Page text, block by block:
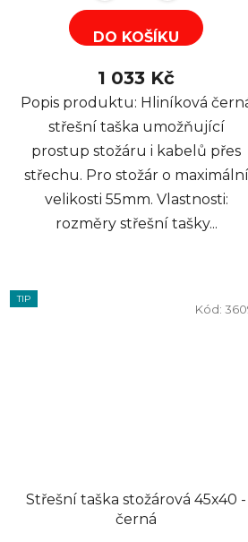
DO KOŠÍKU
1 033 Kč
Popis produktu: Hliníková
střešní taška umožňující
prostup stožáru i kabelů přes
střechu. Pro stožár o maximální
velikosti 55mm. Vlastnosti:
rozměry střešní tašky...
TIP
Střešní taška stožárová 45x40 -
černá
Kód: